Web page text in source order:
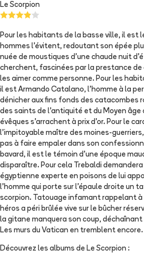
Le Scorpion
Pour les habitants de la basse ville, il est
hommes l'évitent, redoutant son épée
nuée de moustiques d'une chaude nuit
cherchent, fascinées par la prestance de
les aimer comme personne. Pour les
il est Armando Catalano, l'homme à la
dénicher aux fins fonds des catacombes
des saints de l'antiquité et du Moyen âge
évêques s'arrachent à prix d'or. Pour le
l'impitoyable maître des moines-
pas à faire empaler dans son
bavard, il est le témoin d'une époque
disparaître. Pour cela Trebaldi
égyptienne experte en poisons de lui
l'homme qui porte sur l'épaule droite un
scorpion. Tatouage infamant rappelant à
héros a péri brûlée vive sur le bûcher
la gitane manquera son coup, déchaînant
Les murs du Vatican en tremblent encore.
Découvrez les albums de Le Scorpion :